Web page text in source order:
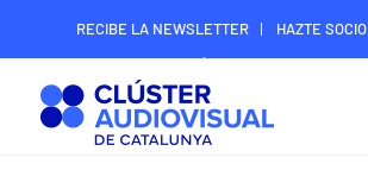
RECIBE LA NEWSLETTER HAZTE SOCIO
ÁREA DIGITAL SOCIOS